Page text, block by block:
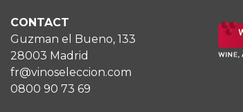
CONTACT
Guzman el Bueno, 133
28003 Madrid
fr@vinoseleccion.com
0800 90 73 69